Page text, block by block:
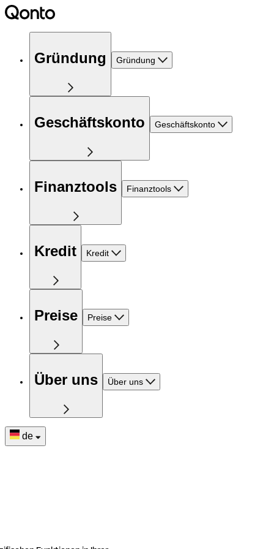
Gründung Gründung
Geschäftskonto Geschäftskonto
Finanztools Finanztools
Kredit Kredit
Preise Preise
Über uns Über uns
de